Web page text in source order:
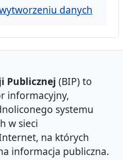
danych
Publicznej (BIP) to
informacyjny,
systemu
w sieci
na których
informacja publiczna.